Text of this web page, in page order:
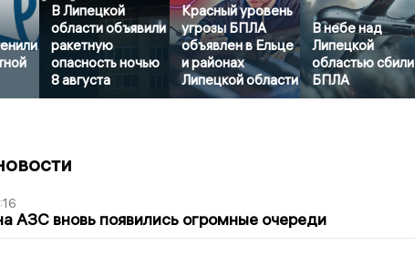
В Липецкой
области объявили
ракетную
опасность ночью
8 августа
Красный уровень
угрозы БПЛА
объявлен в Ельце
и районах
Липецкой области
В небе над
Липецкой
областью сбили
БПЛА
АЗС вновь появились огромные очереди